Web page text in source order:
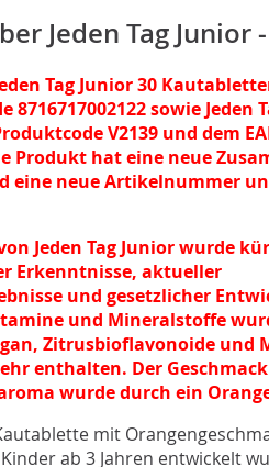
Jeden Tag Junior
Tag Junior 30
8716717002122 sowie Jeden
V2139 und dem
Produkt hat eine neue
eine neue Artikelnummer
Jeden Tag Junior wurde
Erkenntnisse, aktueller
und gesetzlicher
und Mineralstoffe
Zitrusbioflavonoide und
enthalten. Der
wurde durch ein
mit
ab 3 Jahren entwickelt